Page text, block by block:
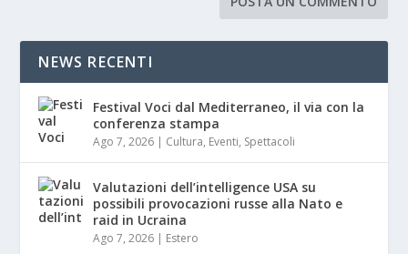
NEWS RECENTI
Festival Voci dal Mediterraneo, il via con la
conferenza stampa
Ago 7, 2026 | Cultura, Eventi, Spettacoli
Valutazioni dell’intelligence USA su
possibili provocazioni russe alla Nato e
raid in Ucraina
Ago 7, 2026 | Estero